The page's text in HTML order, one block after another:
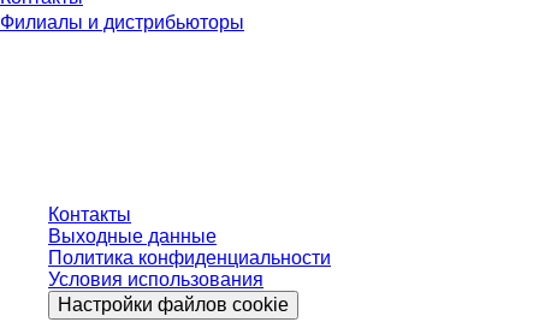
Филиалы и дистрибьюторы
Контакты
Выходные данные
Политика конфиденциальности
Условия использования
Настройки файлов cookie